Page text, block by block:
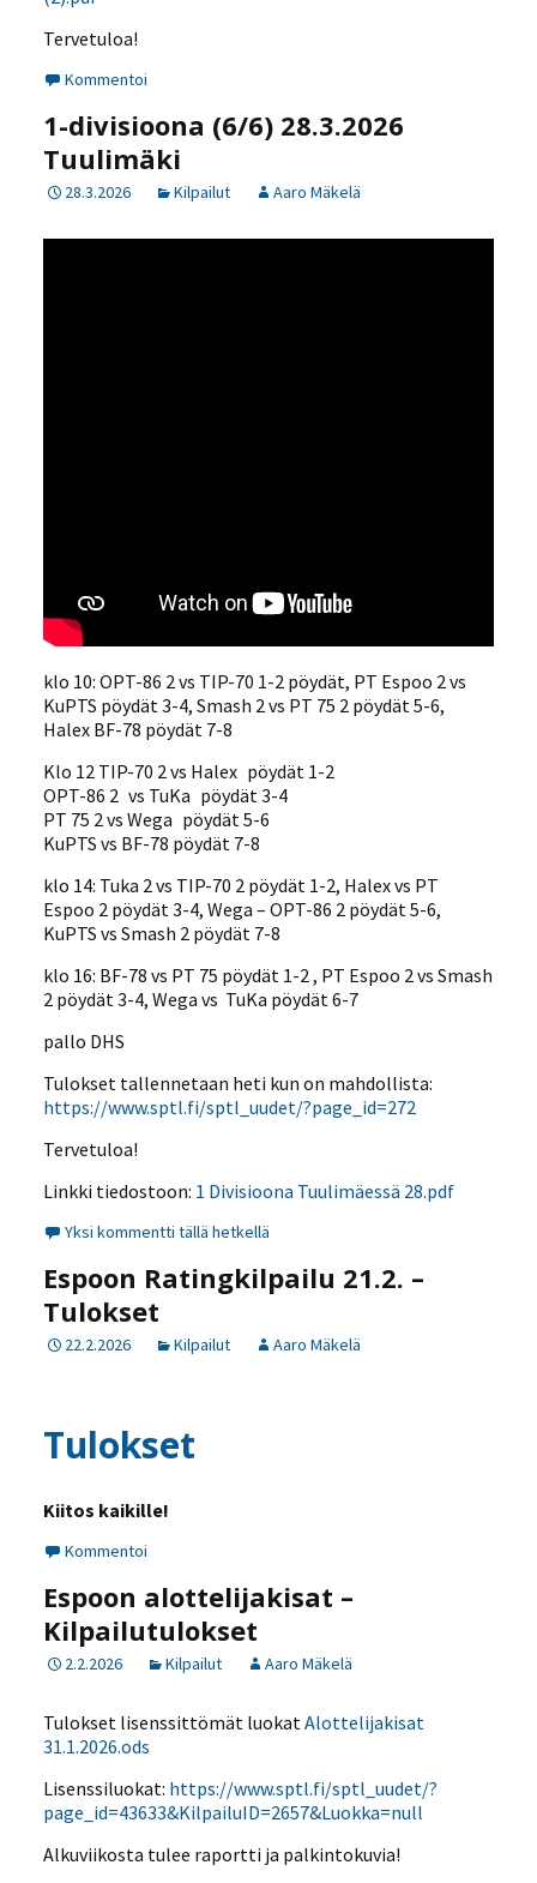
Tervetuloa!
Kommentoi
1-divisioona (6/6) 28.3.2026
Tuulimäki
28.3.2026 Kilpailut Aaro Mäkelä
klo 10: OPT-86 2 vs TIP-70 1-2 pöydät, PT Espoo 2 vs
KuPTS pöydät 3-4, Smash 2 vs PT 75 2 pöydät 5-6,
Halex BF-78 pöydät 7-8
Klo 12 TIP-70 2 vs Halex pöydät 1-2
OPT-86 2 vs TuKa pöydät 3-4
PT 75 2 vs Wega pöydät 5-6
KuPTS vs BF-78 pöydät 7-8
klo 14: Tuka 2 vs TIP-70 2 pöydät 1-2, Halex vs PT
Espoo 2 pöydät 3-4, Wega – OPT-86 2 pöydät 5-6,
KuPTS vs Smash 2 pöydät 7-8
klo 16: BF-78 vs PT 75 pöydät 1-2 , PT Espoo 2 vs Smash
2 pöydät 3-4, Wega vs TuKa pöydät 6-7
pallo DHS
Tulokset tallennetaan heti kun on mahdollista:
https://www.sptl.fi/sptl_uudet/?page_id=272
Tervetuloa!
Linkki tiedostoon: 1 Divisioona Tuulimäessä 28.pdf
Yksi kommentti tällä hetkellä
Espoon Ratingkilpailu 21.2. –
Tulokset
22.2.2026 Kilpailut Aaro Mäkelä
Tulokset
Kiitos kaikille!
Kommentoi
Espoon alottelijakisat –
Kilpailutulokset
2.2.2026 Kilpailut Aaro Mäkelä
Tulokset lisenssittömät luokatAlottelijakisat
31.1.2026.ods
Lisenssiluokat: https://www.sptl.fi/sptl_uudet/?
page_id=43633&KilpailuID=2657&Luokka=null
Alkuviikosta tulee raportti ja palkintokuvia!